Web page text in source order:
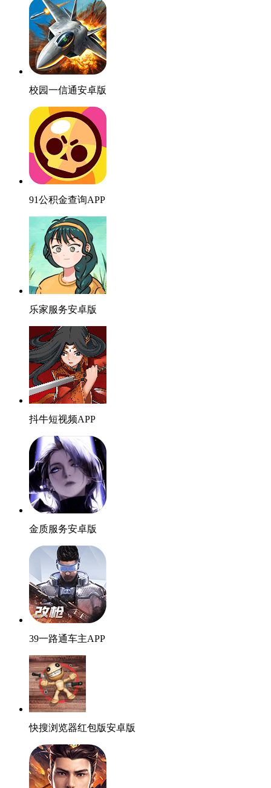
校园一信通安卓版
91公积金查询APP
乐家服务安卓版
抖牛短视频APP
金质服务安卓版
39一路通车主APP
快搜浏览器红包版安卓版